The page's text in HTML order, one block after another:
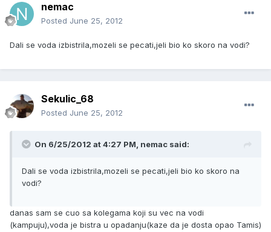
nemac
Posted June 25, 2012
Dali se voda izbistrila,mozeli se pecati,jeli bio ko skoro na vodi?
Sekulic_68
Posted June 25, 2012
On 6/25/2012 at 4:27 PM, nemac said:
Dali se voda izbistrila,mozeli se pecati,jeli bio ko skoro na
vodi?
danas sam se cuo sa kolegama koji su vec na vodi
(kampuju),voda je bistra u opadanju(kaze da je dosta opao Tamis)